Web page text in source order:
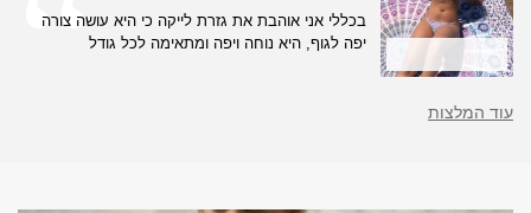
בכללי אני אוהבת את גזרת לייקה כי היא עושה צורה
יפה לגוף, היא נוחה ויפה ומתאימה לכל גודל
עוד המלצות